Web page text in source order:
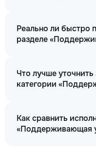
Реально ли быстро
разделе
Что лучше
категории
Как сравнить
«Поддерживающая